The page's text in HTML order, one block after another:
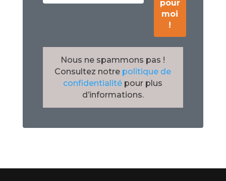
Nous ne spammons pas !
Consultez notre politique de
confidentialité pour plus
d’informations.